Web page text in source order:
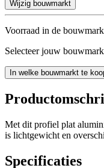
Wijzig bouwmarkt
Voorraad in de
Selecteer jouw
In welke bouwmarkt te
Met dit profiel plat
is lichtgewicht en
Specificaties